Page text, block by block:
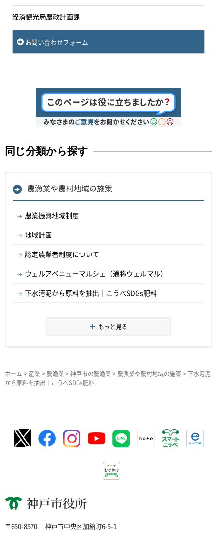
経済観光局農政計画課
お問い合わせフォーム
同じ分類から探す
農漁業や農村地域の施策
農業振興地域制度
地域計画
認定農業者制度について
ウェルアベニューマルシェ（通称ウェルマル）
下水汚泥から原料を抽出｜こうべSDGs肥料
もっと見る
ホーム > 産業> 農漁業> 神戸市の農漁業> 農漁業や農村地域の施策> 下水汚泥
から原料を抽出｜こうべSDGs肥料
神戸市役所
〒650-8570 神戸市中央区加納町6-5-1